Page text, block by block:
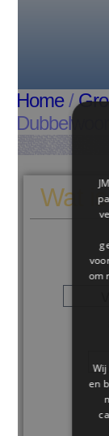
/
Wat is
voor
om
Wij
en